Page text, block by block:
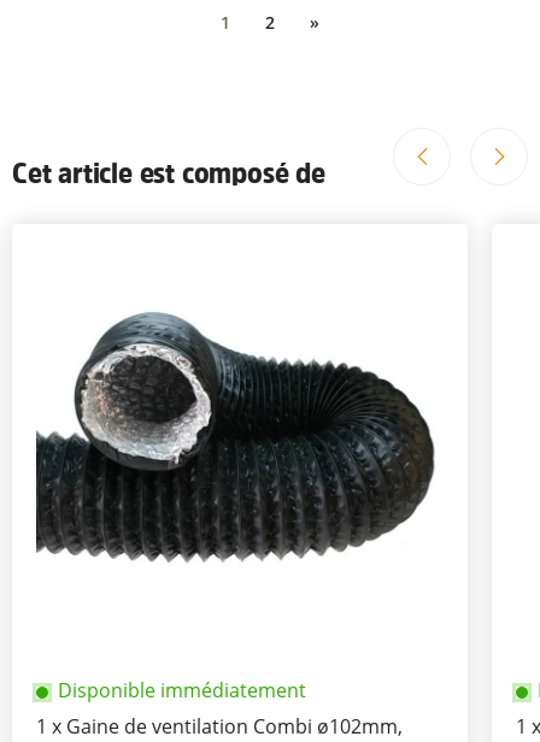
1 2 »
Cet article est composé de
Disponible immédiatement
1 x Gaine de ventilation Combi ø102mm,
1 x